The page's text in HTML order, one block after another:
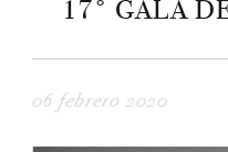
17° GALA
06 febrero 2020